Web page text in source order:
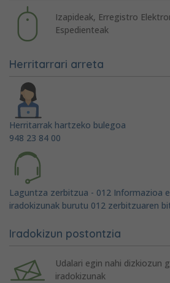
Izapideak, Erregistro
Espedienteak
Herritarrari arreta
Herritarrak hartzeko bulegoa
948 23 84 00
Laguntza zerbitzua - 012 Informazioa
iradokizunak burutu 012 zerbitzuaren
Iradokizun postontzia
Udalari egin nahi dizkiozun
iradokizunak